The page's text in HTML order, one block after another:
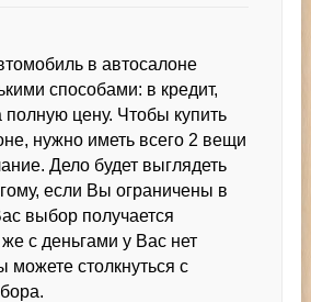
в автосалоне
способами: в кредит,
полную цену. Чтобы купить
нужно иметь всего 2 вещи
Дело будет выглядеть
если Вы ограничены в
выбор получается
с деньгами у Вас нет
можете столкнуться с